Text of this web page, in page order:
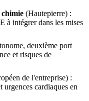
(Hautepierre) :
à intégrer dans les mises
deuxième port
et risques de
de l'entreprise) :
cardiaques en